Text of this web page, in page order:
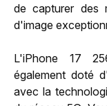
de capturer des
d'image
L'iPhone 17
également doté
avec la